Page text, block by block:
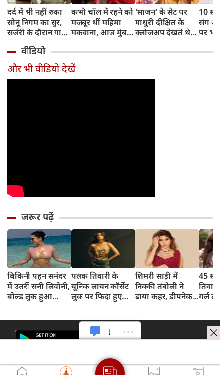
दर्द में भी नहीं रुका
सोनू निगम का सुर,
सर्जरी के दौरान गाया
क्लासिक गाना
कभी चॉल में रहने को
मजबूर थीं महिमा
मकवाना, आज मुंबई
और करोड़ों की दौलत
'साजन' के सेट पर
माधुरी दीक्षित के
क्लोजअप देखते थे
ने सुनाया किस्सा
10
संग
पर
थोड़ा
वीडियो
और भी वीडियो देखें
जरूर पढ़ें
बिकिनी पहन समंदर
में उतरीं सनी लियोनी,
बोल्ड लुक हुआ
पलक तिवारी के
यूनिक लायन कॉर्सेट
लुक पर फिदा हुए
शिमरी साड़ी में
निक्की तंबोली ने
ढाया कहर, डीपनेक
45
गर्ल